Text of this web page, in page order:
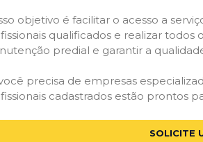
objetivo é facilitar o acesso a
qualificados e realizar todos
predial e garantir a
precisa de empresas
cadastrados estão prontos
SOLICITE